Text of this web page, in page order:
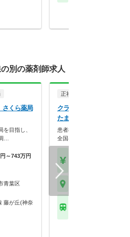
別の薬剤師求人
くら薬局
を目指し、
…
～743万円
青葉区
藤が丘(神奈
正社員
クラフト株式会社 飯田
たまプラーザ店
患者様に寄り添う薬局を目
全国各地に展開する調…